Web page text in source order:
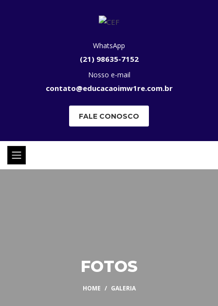
WhatsApp
(21) 98635-7152
Nosso e-mail
contato@educacaoimw1re.com.br
FALE CONOSCO
FOTOS
HOME GALERIA